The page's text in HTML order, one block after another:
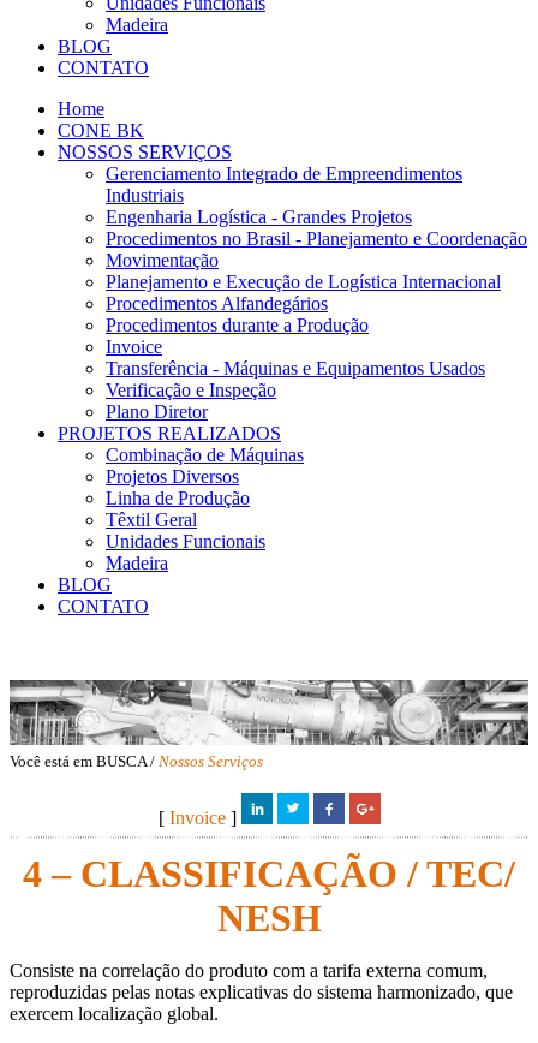
Madeira
BLOG
CONTATO
Home
CONE BK
NOSSOS SERVIÇOS
Gerenciamento Integrado de Empreendimentos
Industriais
Engenharia Logística - Grandes Projetos
Procedimentos no Brasil - Planejamento e Coordenação
Movimentação
Planejamento e Execução de Logística Internacional
Procedimentos Alfandegários
Procedimentos durante a Produção
Invoice
Transferência - Máquinas e Equipamentos Usados
Verificação e Inspeção
Plano Diretor
PROJETOS REALIZADOS
Combinação de Máquinas
Projetos Diversos
Linha de Produção
Têxtil Geral
Unidades Funcionais
Madeira
BLOG
CONTATO
Você está em BUSCA / Nossos Serviços
[ Invoice]
4 – CLASSIFICAÇÃO / TEC/
NESH
Consiste na correlação do produto com a tarifa externa comum,
reproduzidas pelas notas explicativas do sistema harmonizado, que
exercem localização global.